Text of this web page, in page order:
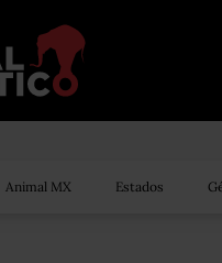
Animal MX Estados